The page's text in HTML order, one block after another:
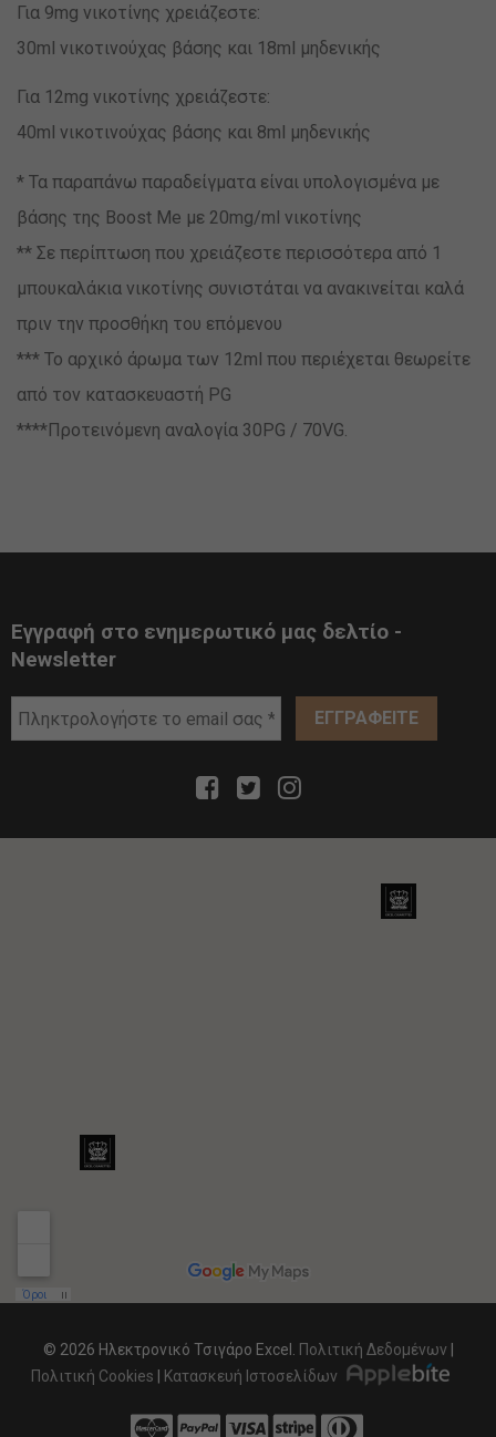
Για 9mg νικοτίνης χρειάζεστε:
30ml νικοτινούχας βάσης και 18ml μηδενικής
Για 12mg νικοτίνης χρειάζεστε:
40ml νικοτινούχας βάσης και 8ml μηδενικής
* Τα παραπάνω παραδείγματα είναι υπολογισμένα με
βάσης της Boost Me με 20mg/ml νικοτίνης
** Σε περίπτωση που χρειάζεστε περισσότερα από 1
μπουκαλάκια νικοτίνης συνιστάται να ανακινείται καλά
πριν την προσθήκη του επόμενου
*** Το αρχικό άρωμα των 12ml που περιέχεται θεωρείτε
από τον κατασκευαστή PG
****Προτεινόμενη αναλογία 30PG / 70VG.
Εγγραφή στο ενημερωτικό μας δελτίο -
Newsletter
© 2026 Ηλεκτρονικό Τσιγάρο Excel. Πολιτική Δεδομένων|
Πολιτική Cookies
Κατασκευή Ιστοσελίδων